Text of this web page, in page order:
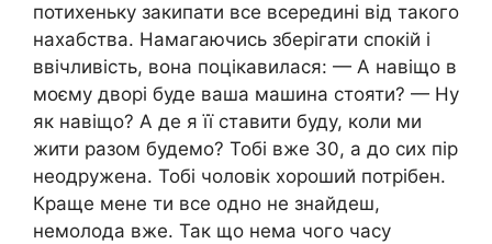
потихеньку закипати все всередині від такого
нахабства. Намагаючись зберігати спокій і
ввічливість, вона поцікавилася: — А навіщо в
моєму дворі буде ваша машина стояти? — Ну
як навіщо? А де я її ставити буду, коли ми
жити разом будемо? Тобі вже 30, а до сих пір
неодружена. Тобі чоловік хороший потрібен.
Краще мене ти все одно не знайдеш,
немолода вже. Так що нема чого часу